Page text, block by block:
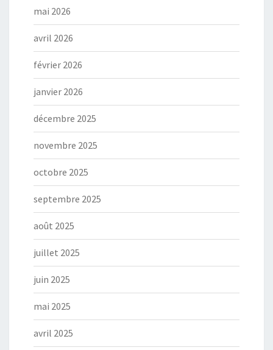
mai 2026
avril 2026
février 2026
janvier 2026
décembre 2025
novembre 2025
octobre 2025
septembre 2025
août 2025
juillet 2025
juin 2025
mai 2025
avril 2025